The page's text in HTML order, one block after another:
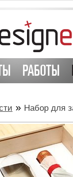
РАБОТЫ
» Набор для